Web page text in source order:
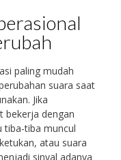
paling mudah
suara saat
Jika
bekerja dengan
tiba-tiba muncul
atau suara
sinyal adanya